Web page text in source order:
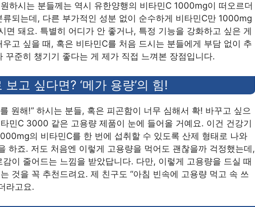
하시는 분들께는 역시 유한양행의 비타민C 1000mg이 떠오르더
되는데, 다른 부가적인 성분 없이 순수하게 비타민C만 1000mg
면 돼요. 특별히 어디가 안 좋거나, 특정 기능을 강화하고 싶은 게
고 싶을 때, 혹은 비타민C를 처음 드시는 분들에게 부담 없이 추
꾸준히 챙기기 좋다는 게 제가 직접 느껴본 장점입니다.
고 싶다면? ‘메가 용량’의 힘!
원해!” 하시는 분들, 혹은 피곤함이 너무 심해서 확! 바꾸고 싶으
민C 3000 같은 고용량 제품이 눈에 들어올 거예요. 이건 건강기
의 비타민C를 한 번에 섭취할 수 있도록 산제 형태로 나와
하죠. 저도 처음엔 이렇게 고용량을 먹어도 괜찮을까 걱정했는데,
이 줄어드는 느낌을 받았답니다. 다만, 이렇게 고용량을 드실 때
것을 꼭 추천드려요. 제 친구도 “아침 빈속에 고용량 먹고 속 쓰
라고요.